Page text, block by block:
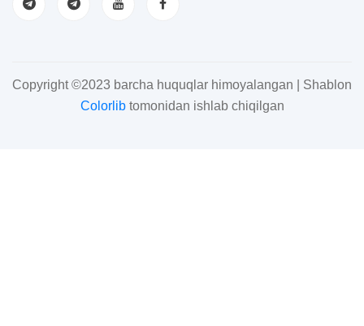
Copyright ©2023 barcha huquqlar himoyalangan | Shablon
Colorlibtomonidan ishlab chiqilgan